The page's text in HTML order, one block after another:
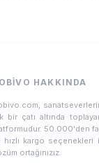
HAKKINDA
bir çatı altında
50.000'den
hızlı kargo seçenekleri
ortağınızız.